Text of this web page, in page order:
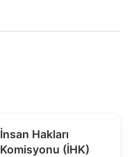
İnsan Hakları
Komisyonu (İHK)